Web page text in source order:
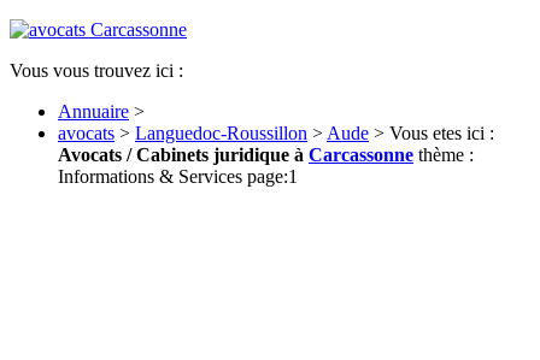
Vous vous trouvez ici :
Annuaire >
avocats > Languedoc-Roussillon > Aude > Vous etes ici :
Avocats / Cabinets juridique à Carcassonne thème :
Informations & Services page:1